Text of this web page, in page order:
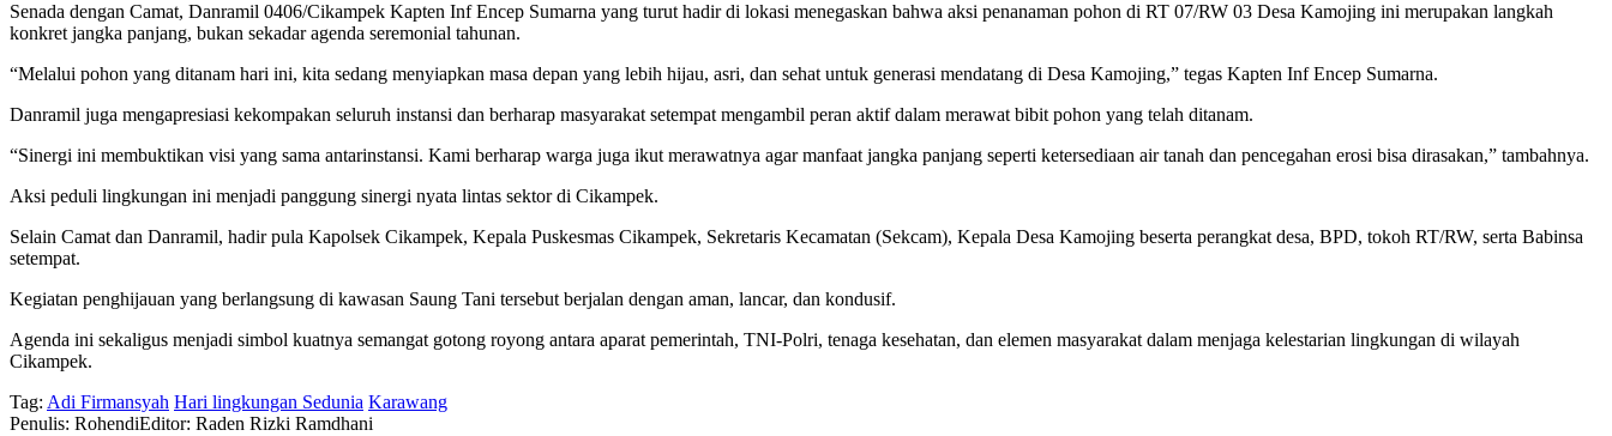
Senada dengan Camat, Danramil 0406/Cikampek Kapten Inf Encep Sumarna yang turut hadir di lokasi menegaskan bahwa aksi penanaman pohon di RT 07/RW 03 Desa Kamojing ini merupakan langkah
konkret jangka panjang, bukan sekadar agenda seremonial tahunan.
“Melalui pohon yang ditanam hari ini, kita sedang menyiapkan masa depan yang lebih hijau, asri, dan sehat untuk generasi mendatang di Desa Kamojing,” tegas Kapten Inf Encep Sumarna.
Danramil juga mengapresiasi kekompakan seluruh instansi dan berharap masyarakat setempat mengambil peran aktif dalam merawat bibit pohon yang telah ditanam.
“Sinergi ini membuktikan visi yang sama antarinstansi. Kami berharap warga juga ikut merawatnya agar manfaat jangka panjang seperti ketersediaan air tanah dan pencegahan erosi bisa dirasakan,” tambahnya.
Aksi peduli lingkungan ini menjadi panggung sinergi nyata lintas sektor di Cikampek.
Selain Camat dan Danramil, hadir pula Kapolsek Cikampek, Kepala Puskesmas Cikampek, Sekretaris Kecamatan (Sekcam), Kepala Desa Kamojing beserta perangkat desa, BPD, tokoh RT/RW, serta Babinsa
setempat.
Kegiatan penghijauan yang berlangsung di kawasan Saung Tani tersebut berjalan dengan aman, lancar, dan kondusif.
Agenda ini sekaligus menjadi simbol kuatnya semangat gotong royong antara aparat pemerintah, TNI-Polri, tenaga kesehatan, dan elemen masyarakat dalam menjaga kelestarian lingkungan di wilayah
Cikampek.
Tag: Adi Firmansyah Hari lingkungan Sedunia Karawang
Penulis: RohendiEditor: Raden Rizki Ramdhani